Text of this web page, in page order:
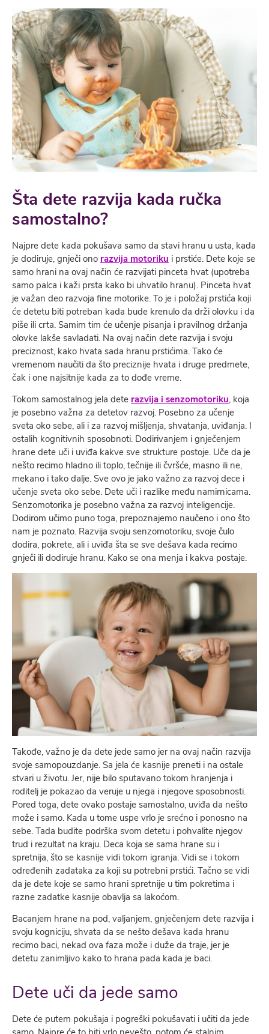
Šta dete razvija kada ručka
samostalno?
Najpre dete kada pokušava samo da stavi hranu u usta, kada
je dodiruje, gnječi ono razvija motoriku i prstiće. Dete koje se
samo hrani na ovaj način će razvijati pinceta hvat (upotreba
samo palca i kaži prsta kako bi uhvatilo hranu). Pinceta hvat
je važan deo razvoja fine motorike. To je i položaj prstića koji
će detetu biti potreban kada bude krenulo da drži olovku i da
piše ili crta. Samim tim će učenje pisanja i pravilnog držanja
olovke lakše savladati. Na ovaj način dete razvija i svoju
preciznost, kako hvata sada hranu prstićima. Tako će
vremenom naučiti da što preciznije hvata i druge predmete,
čak i one najsitnije kada za to dođe vreme.
Tokom samostalnog jela dete razvija i senzomotoriku, koja
je posebno važna za detetov razvoj. Posebno za učenje
sveta oko sebe, ali i za razvoj mišljenja, shvatanja, uviđanja. I
ostalih kognitivnih sposobnoti. Dodirivanjem i gnječenjem
hrane dete uči i uviđa kakve sve strukture postoje. Uče da je
nešto recimo hladno ili toplo, tečnije ili čvršće, masno ili ne,
mekano i tako dalje. Sve ovo je jako važno za razvoj dece i
učenje sveta oko sebe. Dete uči i razlike među namirnicama.
Senzomotorika je posebno važna za razvoj inteligencije.
Dodirom učimo puno toga, prepoznajemo naučeno i ono što
nam je poznato. Razvija svoju senzomotoriku, svoje čulo
dodira, pokrete, ali i uviđa šta se sve dešava kada recimo
gnječi ili dodiruje hranu. Kako se ona menja i kakva postaje.
Takođe, važno je da dete jede samo jer na ovaj način razvija
svoje samopouzdanje. Sa jela će kasnije preneti i na ostale
stvari u životu. Jer, nije bilo sputavano tokom hranjenja i
roditelj je pokazao da veruje u njega i njegove sposobnosti.
Pored toga, dete ovako postaje samostalno, uviđa da nešto
može i samo. Kada u tome uspe vrlo je srećno i ponosno na
sebe. Tada budite podrška svom detetu i pohvalite njegov
trud i rezultat na kraju. Deca koja se sama hrane su i
spretnija, što se kasnije vidi tokom igranja. Vidi se i tokom
određenih zadataka za koji su potrebni prstići. Tačno se vidi
da je dete koje se samo hrani spretnije u tim pokretima i
razne zadatke kasnije obavlja sa lakoćom.
Bacanjem hrane na pod, valjanjem, gnječenjem dete razvija i
svoju kogniciju, shvata da se nešto dešava kada hranu
recimo baci, nekad ova faza može i duže da traje, jer je
detetu zanimljivo kako to hrana pada kada je baci.
Dete uči da jede samo
Dete će putem pokušaja i pogreški pokušavati i učiti da jede